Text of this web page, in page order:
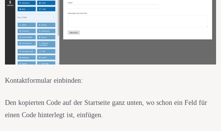
Kontaktformular einbinden:
Den kopierten Code auf der Startseite ganz unten, wo schon ein Feld für
einen Code hinterlegt ist, einfügen.